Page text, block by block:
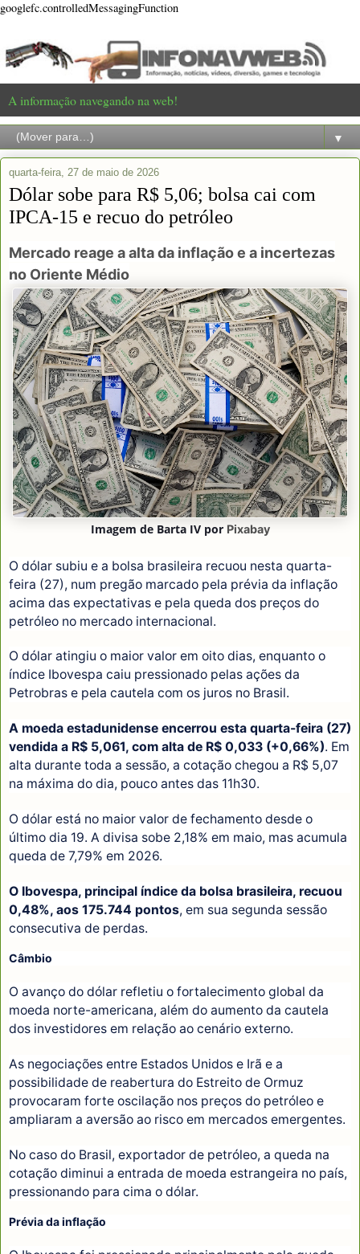
googlefc.controlledMessagingFunction
A informação navegando na web!
▼
quarta-feira, 27 de maio de 2026
Dólar sobe para R$ 5,06; bolsa cai com
IPCA-15 e recuo do petróleo
Mercado reage a alta da inflação e a incertezas
no Oriente Médio
Imagem de Barta IVpor Pixabay
O dólar subiu e a bolsa brasileira recuou nesta quarta-
feira (27), num pregão marcado pela prévia da inflação
acima das expectativas e pela queda dos preços do
petróleo no mercado internacional.
O dólar atingiu o maior valor em oito dias, enquanto o
índice Ibovespa caiu pressionado pelas ações da
Petrobras e pela cautela com os juros no Brasil.
A moeda estadunidense encerrou esta quarta-feira (27)
vendida a R$ 5,061, com alta de R$ 0,033 (+0,66%). Em
alta durante toda a sessão, a cotação chegou a R$ 5,07
na máxima do dia, pouco antes das 11h30.
O dólar está no maior valor de fechamento desde o
último dia 19. A divisa sobe 2,18% em maio, mas acumula
queda de 7,79% em 2026.
O Ibovespa, principal índice da bolsa brasileira, recuou
0,48%, aos 175.744 pontos, em sua segunda sessão
consecutiva de perdas.
Câmbio
O avanço do dólar refletiu o fortalecimento global da
moeda norte-americana, além do aumento da cautela
dos investidores em relação ao cenário externo.
As negociações entre Estados Unidos e Irã e a
possibilidade de reabertura do Estreito de Ormuz
provocaram forte oscilação nos preços do petróleo e
ampliaram a aversão ao risco em mercados emergentes.
No caso do Brasil, exportador de petróleo, a queda na
cotação diminui a entrada de moeda estrangeira no país,
pressionando para cima o dólar.
Prévia da inflação